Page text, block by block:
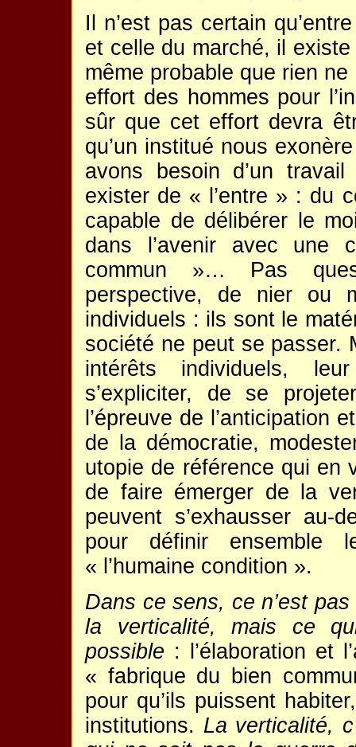
Il n’est pas certain
et celle du marché, il
même probable que rien
effort des hommes pour
sûr que cet effort devra
qu’un institué nous
avons besoin d’un
exister de « l’entre » : du
capable de délibérer le
dans l’avenir avec une
commun »… Pas
perspective, de nier ou
individuels : ils sont le
société ne peut se passer.
intérêts individuels,
s’expliciter, de se
l’épreuve de
de la démocratie,
utopie de référence qui en
de faire émerger de la
peuvent s’exhausser au-
pour définir ensemble
« l’humaine condition ».
Dans ce sens, ce n’est
la verticalité, mais ce
possible : l’élaboration et
« fabrique du bien
pour qu’ils puissent
institutions. La verticalité,